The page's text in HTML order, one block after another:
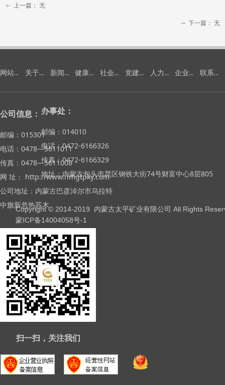
ꂃ 上一篇： 无
ꁹ 下一篇： 无
扫一扫，关注我们
Copyright © 2014-2019 内蒙古太平矿业有限公司 All Rights
蒙ICP备14004058号-1
办事处：
邮编：014010
电话：0472-6166326
传真：0472-6166329
地址：内蒙古包头市昆区钢铁大街74号财富中心8层805
公司信息：
邮编：015301
电话：0478—5611011
传真：0478—5611008
网 址： http://www.nmgtpky.com
公司地址：内蒙古巴彦淖尔市乌拉特
中旗新忽热苏木
网站首页 关于我们 新闻中心 健康安全环保 社会责任 党建工作 人力资源 企业文化 联系我们